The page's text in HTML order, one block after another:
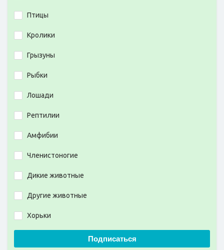
Птицы
Кролики
Грызуны
Рыбки
Лошади
Рептилии
Амфибии
Членистоногие
Дикие животные
Другие животные
Хорьки
Подписаться